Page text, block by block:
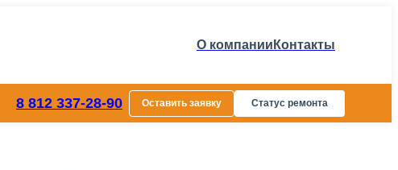
О компании Контакты
8 812 337-28-90 Оставить заявку Статус ремонта